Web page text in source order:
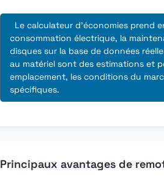
Le calculateur d'économies prend
consommation électrique, la
disques sur la base de données
au matériel sont des estimations et
emplacement, les conditions du
spécifiques.
Principaux avantages de